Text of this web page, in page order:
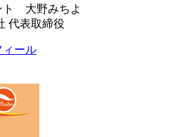
ト 大野みちよ
代表取締役
ィール